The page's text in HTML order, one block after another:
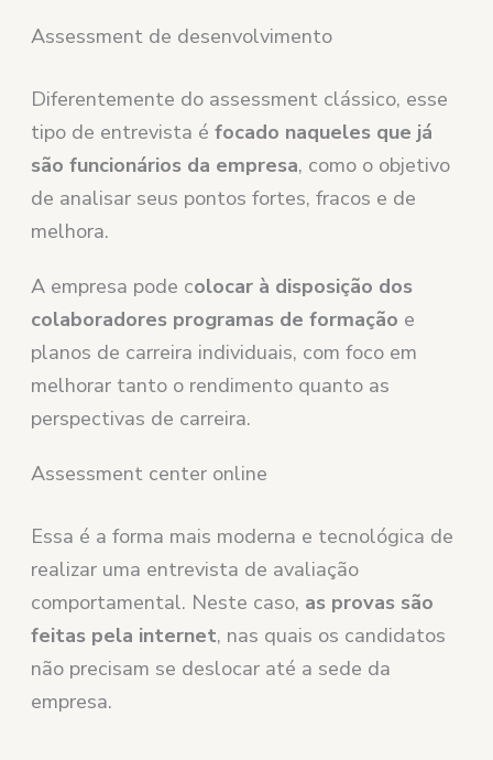
Assessment de desenvolvimento
Diferentemente do assessment clássico, esse
tipo de entrevista éfocado naqueles que já
são funcionários da empresa, como o objetivo
de analisar seus pontos fortes, fracos e de
melhora.
A empresa pode colocar à disposição dos
colaboradores programas de formação e
planos de carreira individuais, com foco em
melhorar tanto o rendimento quanto as
perspectivas de carreira.
Assessment center online
Essa é a forma mais moderna e tecnológica de
realizar uma entrevista de avaliação
comportamental. Neste caso, as provas são
feitas pela internet, nas quais os candidatos
não precisam se deslocar até a sede da
empresa.